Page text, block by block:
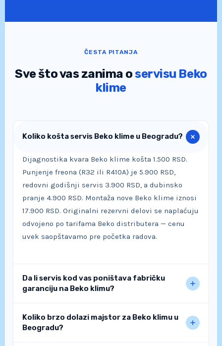
ČESTA PITANJA
Sve što vas zanima oservisu Beko
klime
Koliko košta servis Beko klime u Beogradu?
Dijagnostika kvara Beko klime košta 1.500 RSD.
Punjenje freona (R32 ili R410A) je 5.900 RSD,
redovni godišnji servis 3.900 RSD, a dubinsko
pranje 4.900 RSD. Montaža nove Beko klime iznosi
17.900 RSD. Originalni rezervni delovi se naplaćuju
odvojeno po tarifama Beko distributera — cenu
uvek saopštavamo pre početka radova.
Da li servis kod vas poništava fabričku
garanciju na Beko klimu?
Koliko brzo dolazi majstor za Beko klimu u
Beogradu?